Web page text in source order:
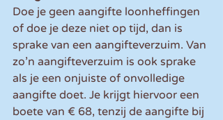
Doe je geen aangifte loonheffingen
of doe je deze niet op tijd, dan is
sprake van een aangifteverzuim. Van
zo’n aangifteverzuim is ook sprake
als je een onjuiste of onvolledige
aangifte doet. Je krijgt hiervoor een
boete van € 68, tenzij de aangifte bij